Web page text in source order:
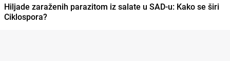
Hiljade zaraženih parazitom iz salate u SAD-u: Kako se širi
Ciklospora?